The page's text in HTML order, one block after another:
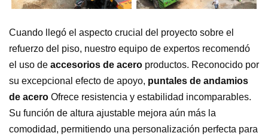
Cuando llegó el aspecto crucial del proyecto sobre el
refuerzo del piso, nuestro equipo de expertos recomendó
el uso de accesorios de acero productos. Reconocido por
su excepcional efecto de apoyo, puntales de andamios
de acero Ofrece resistencia y estabilidad incomparables.
Su función de altura ajustable mejora aún más la
comodidad, permitiendo una personalización perfecta para